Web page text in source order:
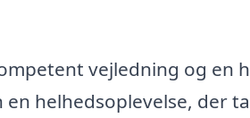
vejledning og en
helhedsoplevelse, der